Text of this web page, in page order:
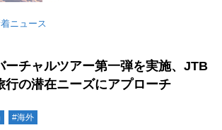
ニュース
ーチャルツアー第一弾を実施、JTB
行の潜在ニーズにアプローチ
#海外